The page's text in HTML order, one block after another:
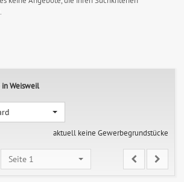
Weisweil
aktuell keine Gewerbegrundstücke
Seite 1